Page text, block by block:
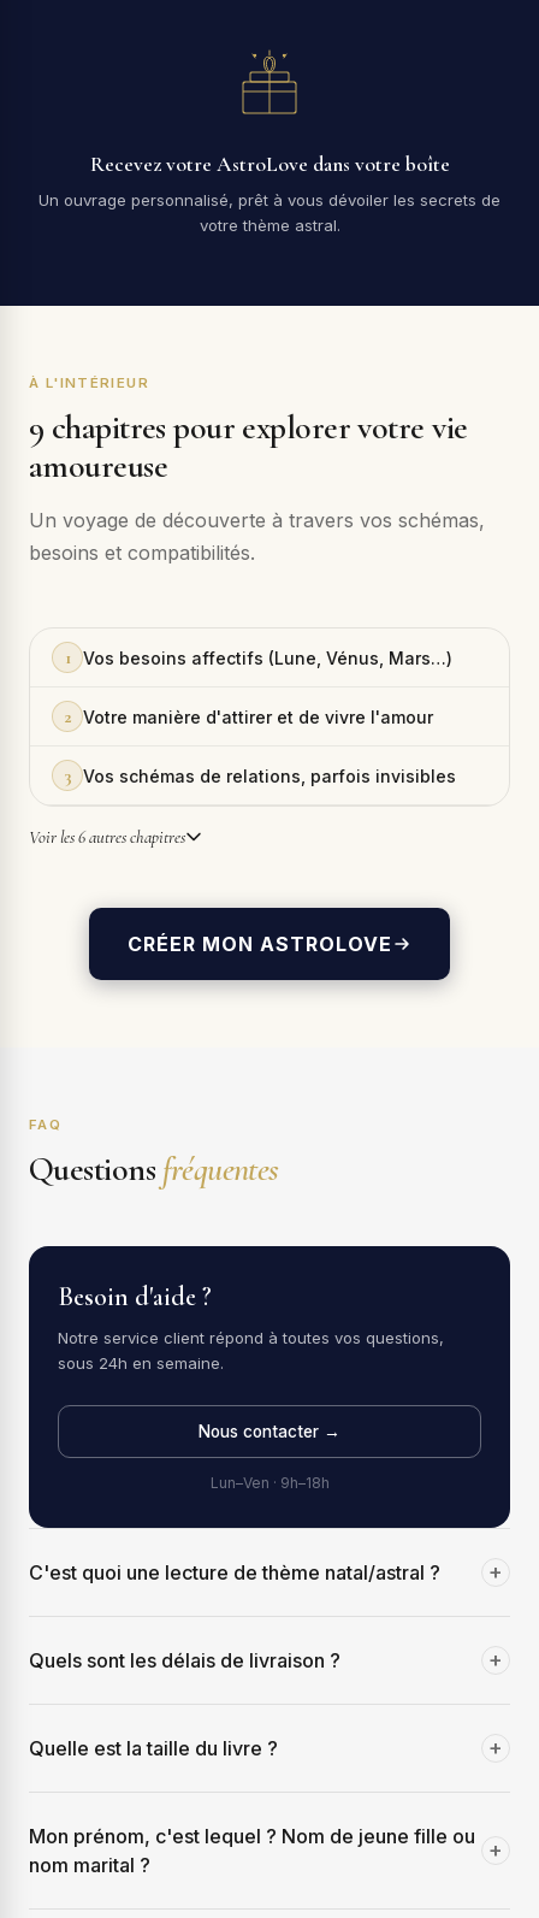
Recevez votre AstroLove dans votre boîte
Un ouvrage personnalisé, prêt à vous dévoiler les secrets de
votre thème astral.
À L'INTÉRIEUR
9 chapitres pour explorer votre vie
amoureuse
Un voyage de découverte à travers vos schémas,
besoins et compatibilités.
1 Vos besoins affectifs (Lune, Vénus, Mars…)
2 Votre manière d'attirer et de vivre l'amour
3 Vos schémas de relations, parfois invisibles
Voir les 6 autres chapitres
CRÉER MON ASTROLOVE
FAQ
Questions fréquentes
Besoin d'aide ?
Notre service client répond à toutes vos questions,
sous 24h en semaine.
Nous contacter →
Lun–Ven · 9h–18h
C'est quoi une lecture de thème natal/astral ? +
Quels sont les délais de livraison ? +
Quelle est la taille du livre ? +
Mon prénom, c'est lequel ? Nom de jeune fille ou
nom marital ?
+